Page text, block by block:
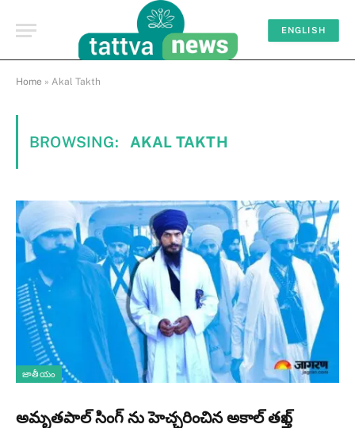
ENGLISH
Home » Akal Takth
BROWSING: AKAL TAKTH
జాతీయం
అమృతపాల్ సింగ్ ను హెచ్చరించిన అకాల్ తఖ్త్